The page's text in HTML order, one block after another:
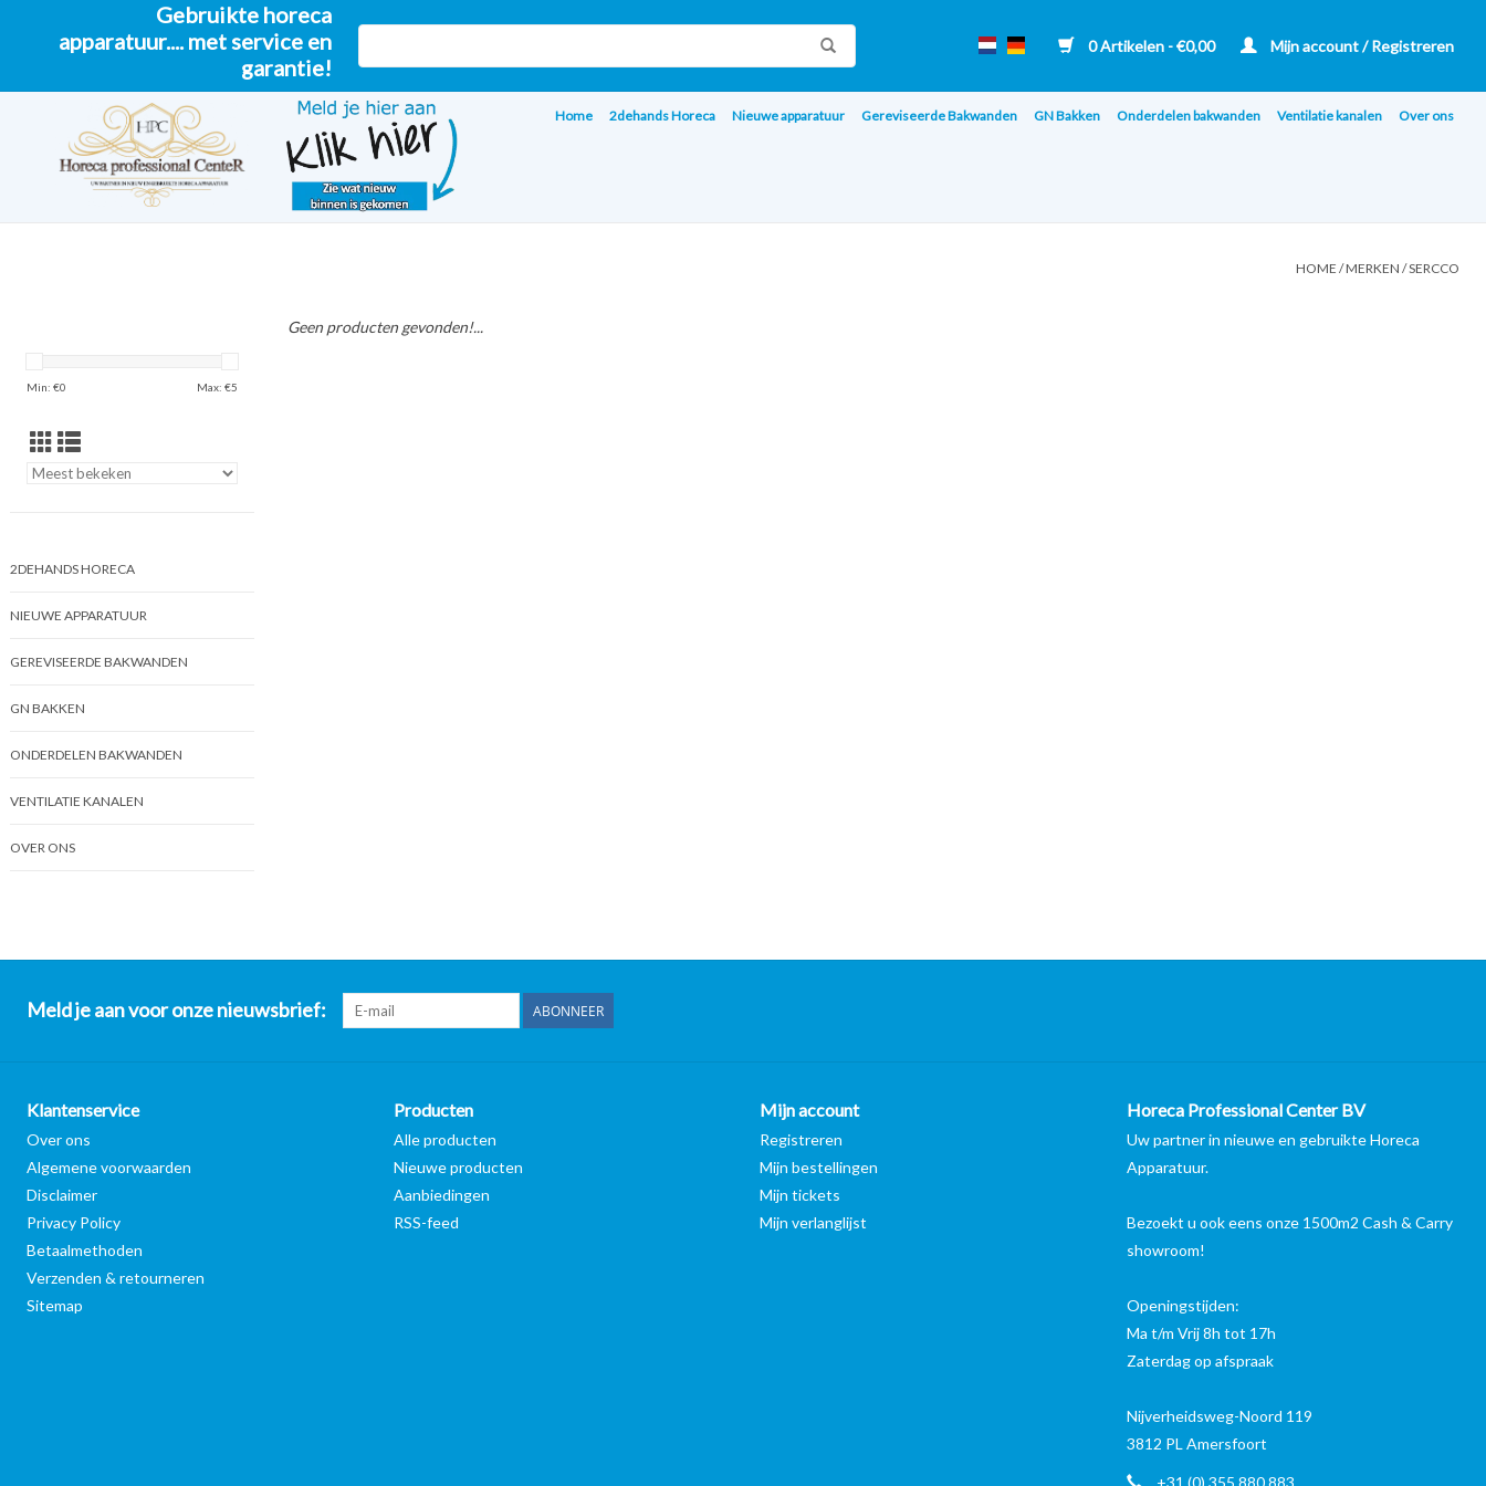
Gebruikte horeca
apparatuur.... met service en
garantie!
0 Artikelen - €0,00 Mijn account / Registreren
Home 2dehands Horeca Nieuwe apparatuur Gereviseerde Bakwanden GN Bakken Onderdelen bakwanden Ventilatie kanalen Over ons
HOME /MERKEN /SERCCO
Min: €0 Max: €5
2DEHANDS HORECA
NIEUWE APPARATUUR
GEREVISEERDE BAKWANDEN
GN BAKKEN
ONDERDELEN BAKWANDEN
VENTILATIE KANALEN
OVER ONS
Geen producten gevonden!...
Meld je aan voor onze nieuwsbrief: ABONNEER
Klantenservice
Over ons
Algemene voorwaarden
Disclaimer
Privacy Policy
Betaalmethoden
Verzenden & retourneren
Sitemap
Producten
Alle producten
Nieuwe producten
Aanbiedingen
RSS-feed
Mijn account
Registreren
Mijn bestellingen
Mijn tickets
Mijn verlanglijst
Horeca Professional Center BV
Uw partner in nieuwe en gebruikte Horeca
Apparatuur.
Bezoekt u ook eens onze 1500m2 Cash & Carry
showroom!
Openingstijden:
Ma t/m Vrij 8h tot 17h
Zaterdag op afspraak
Nijverheidsweg-Noord 119
3812 PL Amersfoort